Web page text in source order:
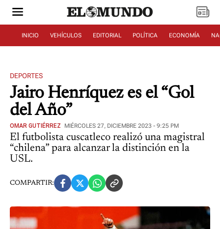
INICIO VEHÍCULOS EDITORIAL POLÍTICA ECONOMÍA
DEPORTES
Jairo Henríquez es el “Gol
del Año”
OMAR GUTIÉRREZ MIÉRCOLES 27, DICIEMBRE 2023 - 9:25 PM
El futbolista cuscatleco realizó una magistral
“chilena” para alcanzar la distinción en la
USL.
COMPARTIR: